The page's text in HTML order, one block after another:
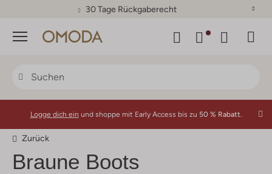
30 Tage Rückgaberecht
Menü
Logge dich ein und shoppe mit Early Access bis zu 50 % Rabatt.
Zurück
Braune Boots